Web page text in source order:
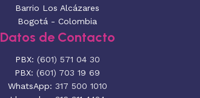
Barrio Los Alcázares
Bogotá - Colombia
Datos de Contacto
PBX: (601) 571 04 30
PBX: (601) 703 19 69
WhatsApp: 317 500 1010